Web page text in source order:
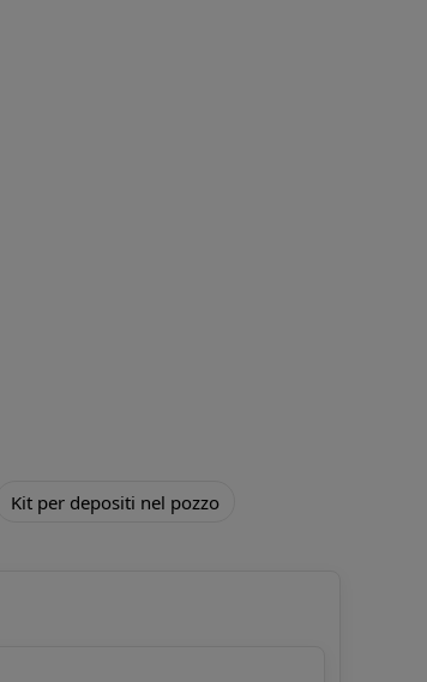
Kit per depositi nel pozzo